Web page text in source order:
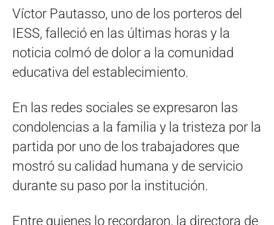
Víctor Pautasso, uno de los porteros del
IESS, falleció en las últimas horas y la
noticia colmó de dolor a la comunidad
educativa del establecimiento.
En las redes sociales se expresaron las
condolencias a la familia y la tristeza por la
partida por uno de los trabajadores que
mostró su calidad humana y de servicio
durante su paso por la institución.
Entre quienes lo recordaron, la directora de